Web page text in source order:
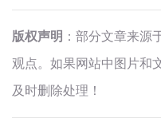
版权声明 ：部分文章来源
观点。如果网站中图片和
及时删除处理！